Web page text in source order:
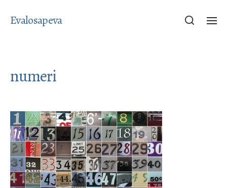
Evalosapeva
numeri